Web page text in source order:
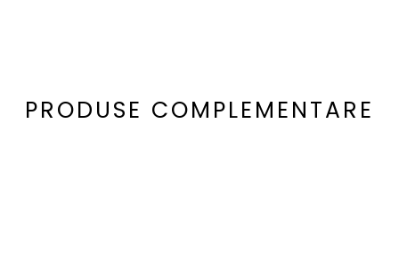
PRODUSE COMPLEMENTARE